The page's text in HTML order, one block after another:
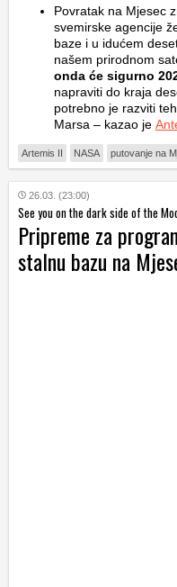
Povratak na Mjesec
svemirske agencije
baze i u idućem
našem prirodnom
onda će sigurno
napraviti do kraja
potrebno je razviti
Marsa – kazao je
Artemis II NASA putovanje na
26.03. (23:00)
See you on the dark side of the
Pripreme za
stalnu bazu na